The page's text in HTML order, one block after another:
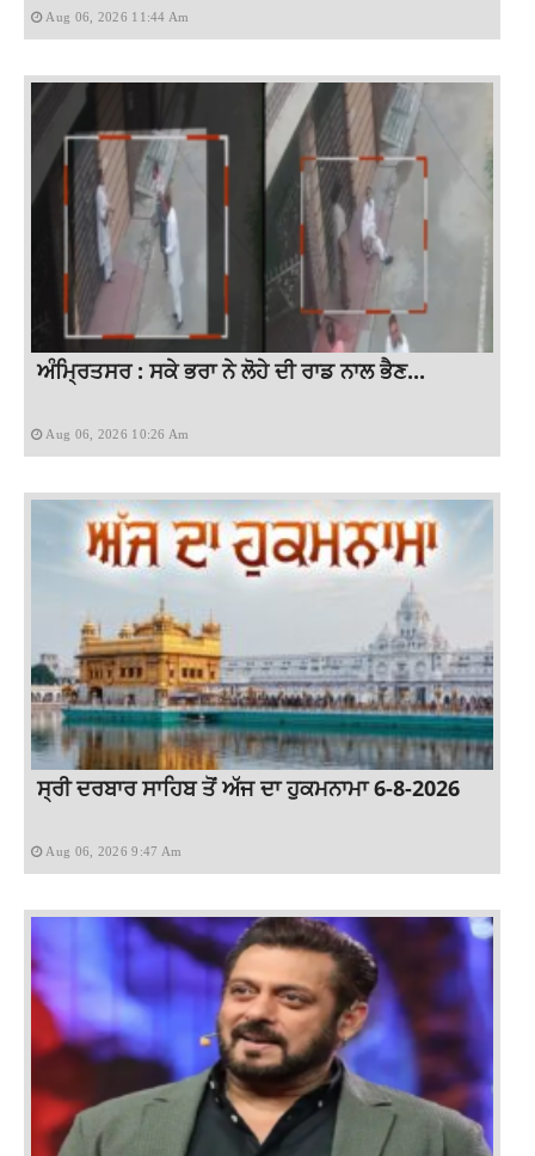
Aug 06, 2026 11:44 Am
ਅੰਮ੍ਰਿਤਸਰ : ਸਕੇ ਭਰਾ ਨੇ ਲੋਹੇ ਦੀ ਰਾਡ ਨਾਲ ਭੈਣ...
Aug 06, 2026 10:26 Am
ਸ੍ਰੀ ਦਰਬਾਰ ਸਾਹਿਬ ਤੋਂ ਅੱਜ ਦਾ ਹੁਕਮਨਾਮਾ 6-8-2026
Aug 06, 2026 9:47 Am